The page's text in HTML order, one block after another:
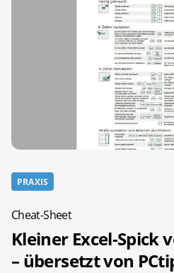
PRAXIS
Cheat-Sheet
Kleiner Excel-Spick
– übersetzt von